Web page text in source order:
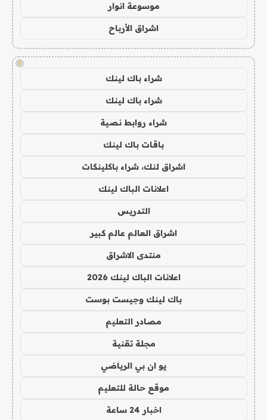
موسوعة انوار
اشراق الأرباح
!
شراء باك لينك
شراء باك لينك
شراء روابط نصية
باقات باك لينك
اشراق لنك، شراء باكلينكات
اعلانات الباك لينك
التدريس
اشراق العالم عالم كبير
منتدى الاشراق
اعلانات الباك لينك 2026
باك لينك وجيست بوست
مصادر التعليم
مجلة تقنية
يو ان بي الرياضي
موقع حالة للتعليم
اخبار 24 ساعة